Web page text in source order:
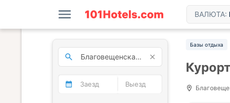
ВАЛЮТА:
Базы отдыха